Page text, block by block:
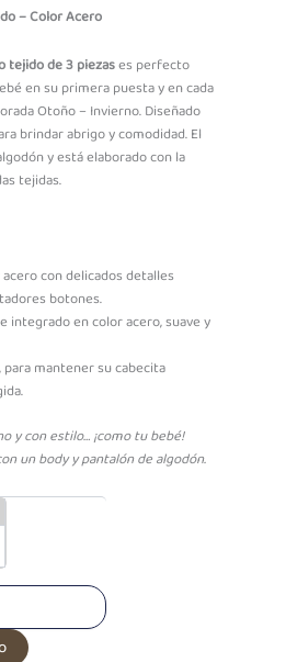
Actual
Es:
S/89.90.
– Color Acero
tejido de 3 piezases perfecto
en su primera puesta y en cada
Otoño – Invierno. Diseñado
brindar abrigo y comodidad. El
y está elaborado con la
tejidas.
con delicados detalles
botones.
integrado en color acero, suave y
mantener su cabecita
y con estilo… ¡como tu bebé!
un body y pantalón de algodón.